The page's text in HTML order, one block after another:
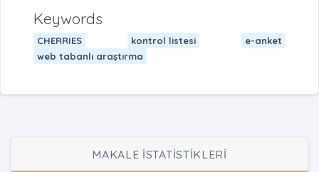
Keywords
CHERRIES kontrol listesi
e-anket
web tabanlı araştırma
MAKALE İSTATİSTİKLERİ